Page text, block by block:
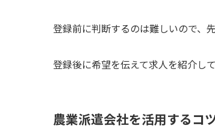
登録前に判断するのは難しいので、
登録後に希望を伝えて求人を紹介し
農業派遣会社を活用するコ